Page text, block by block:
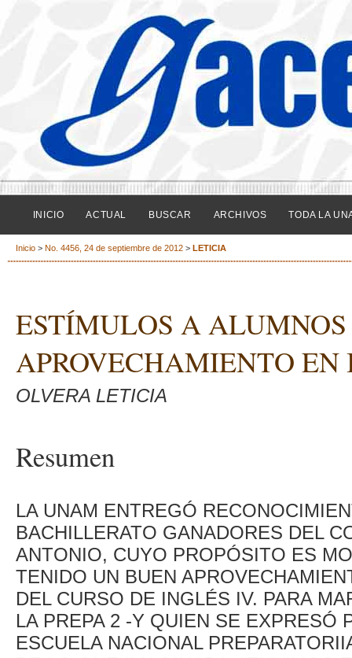
INICIO ACTUAL BUSCAR ARCHIVOS TODA LA
Inicio > No. 4456, 24 de septiembre de 2012 > LETICIA
ESTÍMULOS A
APROVECHAMIENTO EN
OLVERA LETICIA
Resumen
LA UNAM ENTREGÓ
BACHILLERATO GANADORES DEL
ANTONIO, CUYO PROPÓSITO ES
TENIDO UN BUEN
DEL CURSO DE INGLÉS IV. PARA
LA PREPA 2 -Y QUIEN SE EXPRESÓ
ESCUELA NACIONAL